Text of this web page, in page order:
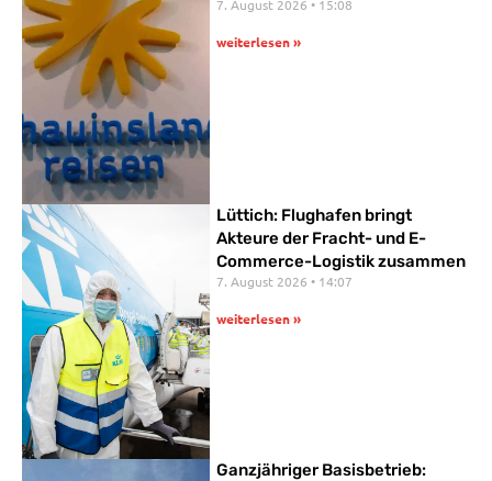
7. August 2026 15:08
weiterlesen »
Lüttich: Flughafen bringt
Akteure der Fracht- und E-
Commerce-Logistik zusammen
7. August 2026 14:07
weiterlesen »
Ganzjähriger Basisbetrieb: